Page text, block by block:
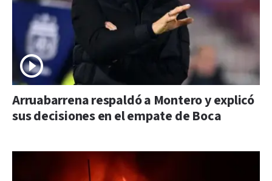
Arruabarrena respaldó a Montero y explicó
sus decisiones en el empate de Boca